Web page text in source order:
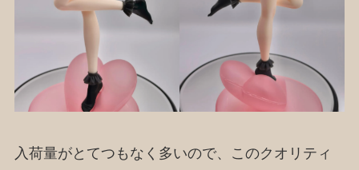
入荷量がとてつもなく多いので、このクオリティ